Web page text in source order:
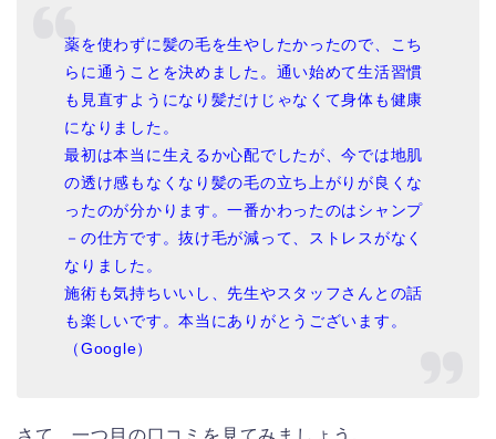
薬を使わずに髪の毛を生やしたかったので、
こち
らに通うことを決めました。 通い始めて生活習慣
も見直すようになり 髪だけじゃなくて身体も健康
になりました。
最初は本当に生えるか心配でしたが、今では地肌
の透け感もなくなり髪の毛の立ち上がりが良くな
ったのが分かります。一番かわったのはシャンプ
－の仕方です。抜け毛が減って、ストレスがなく
なりました。
施術も気持ちいいし、先生やスタッフさんとの話
も楽しいです。本当にありがとうございます。
（Google）